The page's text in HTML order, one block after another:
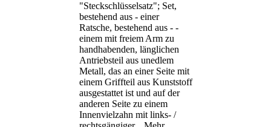
"Steckschlüsselsatz"; Set,
bestehend aus - einer
Ratsche, bestehend aus - -
einem mit freiem Arm zu
handhabenden, länglichen
Antriebsteil aus unedlem
Metall, das an einer Seite mit
einem Griffteil aus Kunststoff
ausgestattet ist und auf der
anderen Seite zu einem
Innenvielzahn mit links- /